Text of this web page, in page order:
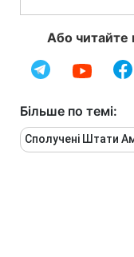
Або читайте
Більше по темі:
Сполучені Штати